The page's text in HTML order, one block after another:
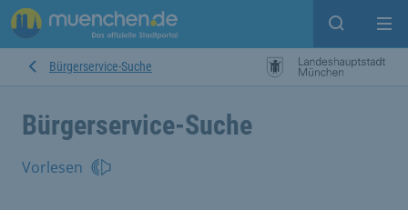
Suche
Bürgerservice-Suche
Bürgerservice-Suche
Vorlesen